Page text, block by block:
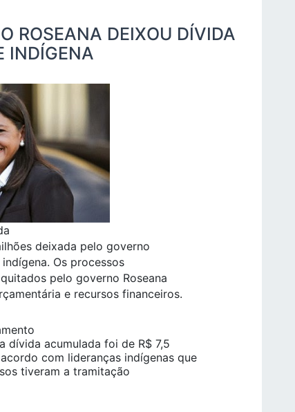
ROSEANA DEIXOU DÍVIDA
INDÍGENA
deixada pelo governo
Os processos
pelo governo Roseana
e recursos financeiros.
dívida acumulada foi de R$ 7,5
com lideranças indígenas que
tiveram a tramitação